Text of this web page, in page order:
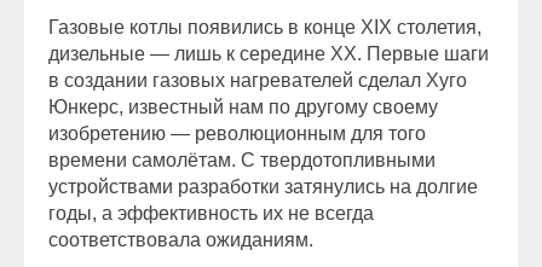
Газовые котлы появились в конце XIX столетия,
дизельные — лишь к середине XX. Первые шаги
в создании газовых нагревателей сделал Хуго
Юнкерс, известный нам по другому своему
изобретению — революционным для того
времени самолётам. С твердотопливными
устройствами разработки затянулись на долгие
годы, а эффективность их не всегда
соответствовала ожиданиям.